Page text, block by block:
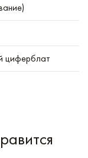
циферблат